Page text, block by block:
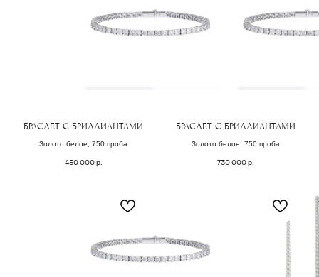
БРАСЛЕТ С БРИЛЛИАНТАМИ
Золото белое, 750 проба
450 000р.
БРАСЛЕТ С БРИЛЛИАНТАМИ
Золото белое, 750 проба
730 000р.